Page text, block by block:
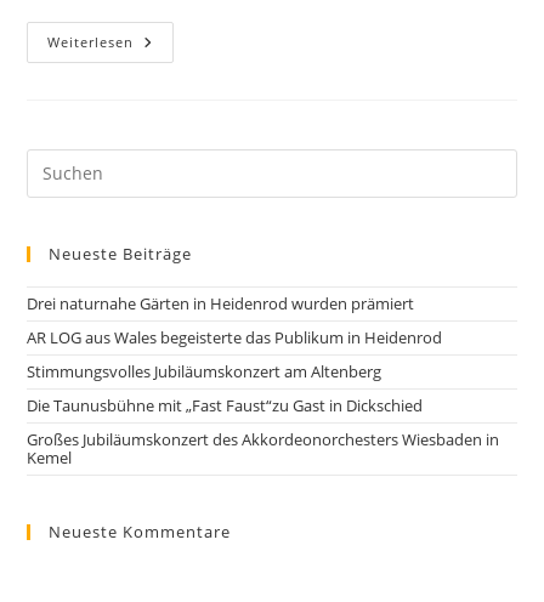
Weiterlesen
Neueste Beiträge
Drei naturnahe Gärten in Heidenrod wurden prämiert
AR LOG aus Wales begeisterte das Publikum in Heidenrod
Stimmungsvolles Jubiläumskonzert am Altenberg
Die Taunusbühne mit „Fast Faust“zu Gast in Dickschied
Großes Jubiläumskonzert des Akkordeonorchesters Wiesbaden in
Kemel
Neueste Kommentare